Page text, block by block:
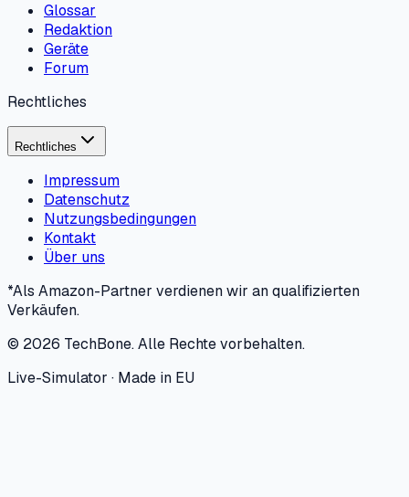
Glossar
Redaktion
Geräte
Forum
Rechtliches
Rechtliches
Impressum
Datenschutz
Nutzungsbedingungen
Kontakt
Über uns
*Als Amazon-Partner verdienen wir an qualifizierten
Verkäufen.
© 2026 TechBone.Alle Rechte vorbehalten.
Live-Simulator · Made in EU